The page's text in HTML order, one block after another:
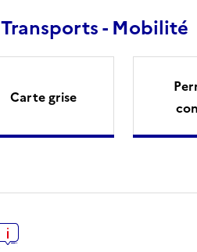
Transports - Mobilité
Carte grise